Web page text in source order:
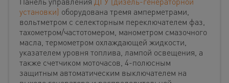
установки) оборудована тремя амперметрами,
вольтметром с селекторным переключателем фаз,
тахометром/частотомером, манометром смазочного
масла, термометром охлаждающей жидкости,
указателем уровня топлива, лампой освещения, а
также счетчиком моточасов, 4-полюсным
защитным автоматическим выключателем на